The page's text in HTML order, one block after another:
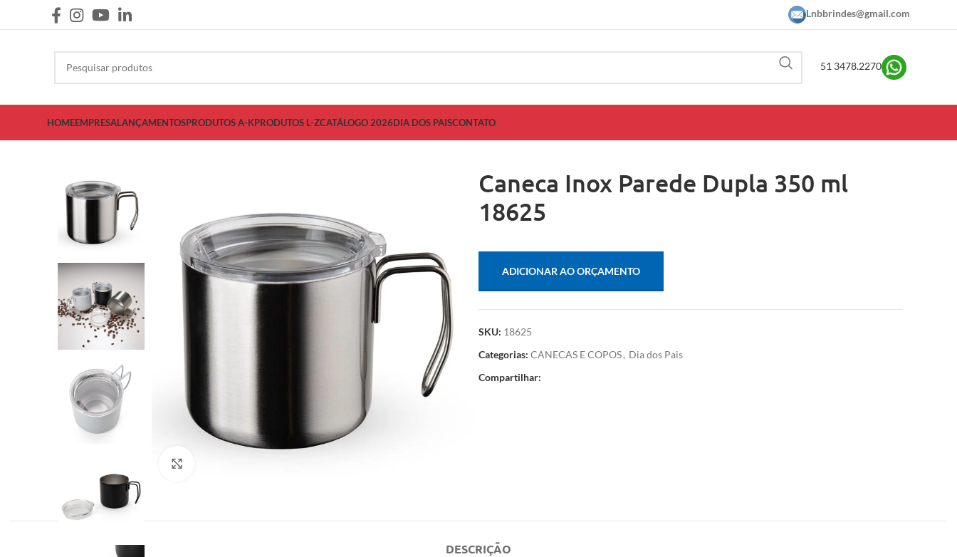
Lnbbrindes@gmail.com
51 3478.2270
HOMEEMPRESALANÇAMENTOSPRODUTOS A-KPRODUTOS L-ZCATÁLOGO 2026DIA DOS PAISCONTATO
Caneca Inox Parede Dupla 350 ml
18625
ADICIONAR AO ORÇAMENTO
SKU: 18625
Categorias: CANECAS E COPOS, Dia dos Pais
Compartilhar:
DESCRIÇÃO